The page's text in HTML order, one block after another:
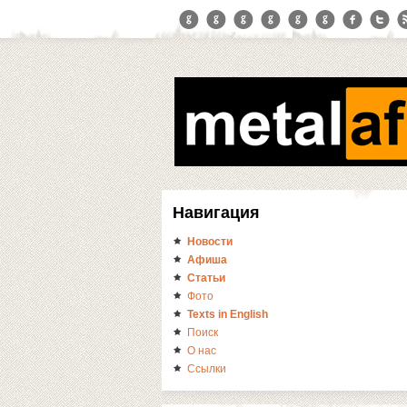
Навигация
Новости
Афиша
Статьи
Фото
Texts in English
Поиск
О нас
Ссылки